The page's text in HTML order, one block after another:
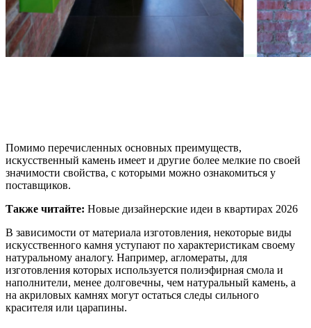
Помимо перечисленных основных преимуществ,
искусственный камень имеет и другие более мелкие по своей
значимости свойства, с которыми можно ознакомиться у
поставщиков.
Также читайте: Новые дизайнерские идеи в квартирах 2026
В зависимости от материала изготовления, некоторые виды
искусственного камня уступают по характеристикам своему
натуральному аналогу. Например, агломераты, для
изготовления которых используется полиэфирная смола и
наполнители, менее долговечны, чем натуральный камень, а
на акриловых камнях могут остаться следы сильного
красителя или царапины.